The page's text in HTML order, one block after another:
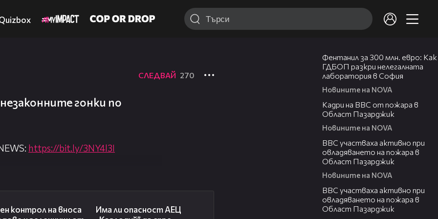
СЛЕДВАЙ 270
гонки по
https://bit.ly/3NY4l3I
live/news
контрол на вноса
Има ли опасност АЕЦ
Фентанил за 300 млн. евро: Как
ГДБОП разкри нелегалната
лаборатория в София
Новините на NOVA
Кадри на ВВС от пожара в
Област Пазарджик
Новините на NOVA
ВВС участваха активно при
овладяването на пожара в
Област Пазарджик
Новините на NOVA
ВВС участваха активно при
овладяването на пожара в
Област Пазарджик